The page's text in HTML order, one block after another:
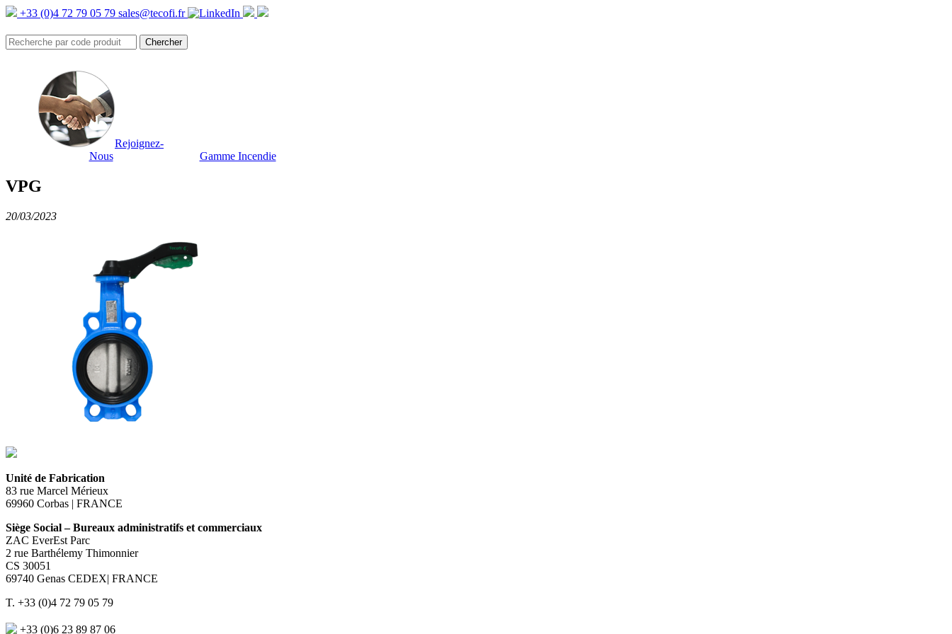
+33 (0)4 72 79 05 79 sales@tecofi.fr
Rejoignez-
Nous
Gamme Incendie
VPG
20/03/2023
Unité de Fabrication
83 rue Marcel Mérieux
69960 Corbas | FRANCE
Siège Social – Bureaux administratifs et commerciaux
ZAC EverEst Parc
2 rue Barthélemy Thimonnier
CS 30051
69740 Genas CEDEX| FRANCE
T. +33 (0)4 72 79 05 79
+33 (0)6 23 89 87 06